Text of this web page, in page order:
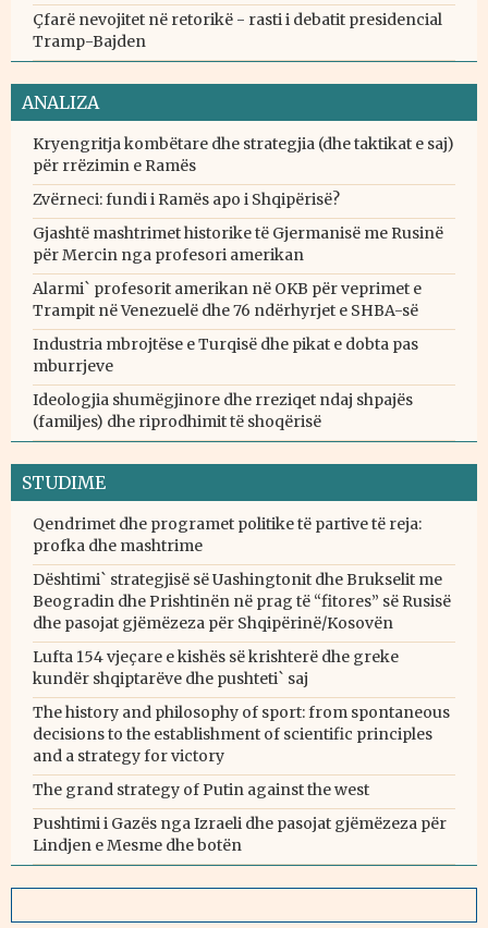
Çfarë nevojitet në retorikë - rasti i debatit presidencial
Tramp-Bajden
ANALIZA
Kryengritja kombëtare dhe strategjia (dhe taktikat e saj)
për rrëzimin e Ramës
Zvërneci: fundi i Ramës apo i Shqipërisë?
Gjashtë mashtrimet historike të Gjermanisë me Rusinë
për Mercin nga profesori amerikan
Alarmi` profesorit amerikan në OKB për veprimet e
Trampit në Venezuelë dhe 76 ndërhyrjet e SHBA-së
Industria mbrojtëse e Turqisë dhe pikat e dobta pas
mburrjeve
Ideologjia shumëgjinore dhe rreziqet ndaj shpajës
(familjes) dhe riprodhimit të shoqërisë
STUDIME
Qendrimet dhe programet politike të partive të reja:
profka dhe mashtrime
Dështimi` strategjisë së Uashingtonit dhe Brukselit me
Beogradin dhe Prishtinën në prag të “fitores” së Rusisë
dhe pasojat gjëmëzeza për Shqipërinë/Kosovën
Lufta 154 vjeçare e kishës së krishterë dhe greke
kundër shqiptarëve dhe pushteti` saj
The history and philosophy of sport: from spontaneous
decisions to the establishment of scientific principles
and a strategy for victory
The grand strategy of Putin against the west
Pushtimi i Gazës nga Izraeli dhe pasojat gjëmëzeza për
Lindjen e Mesme dhe botën